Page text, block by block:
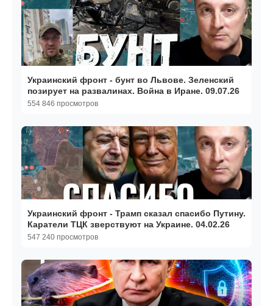
Украинский фронт - бунт во Львове. Зеленский
позирует на развалинах. Война в Иране. 09.07.26
554 846 просмотров
Украинский фронт - Трамп сказал спасибо Путину.
Каратели ТЦК зверствуют на Украине. 04.02.26
547 240 просмотров